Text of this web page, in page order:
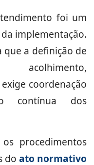
foi um
implementação.
que a definição de
coordenação
contínua dos
procedimentos
do ato normativo